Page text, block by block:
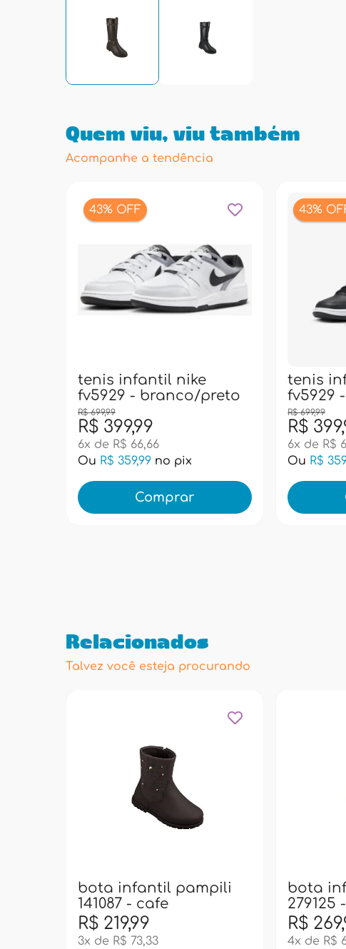
Quem viu, viu também
Acompanhe a tendência
43% OFF
tenis infantil nike
fv5929 - branco/preto
R$ 399,99
R$ 699,99
6x de R$ 66,66
Ou R$ 359,99 no pix
Comprar
43%
tenis
fv5929
R$
R$ 699,99
6x de R$
Ou R$
Relacionados
Talvez você esteja procurando
bota infantil pampili
141087 - cafe
R$ 219,99
3x de R$ 73,33
bota
279125
R$
4x de R$